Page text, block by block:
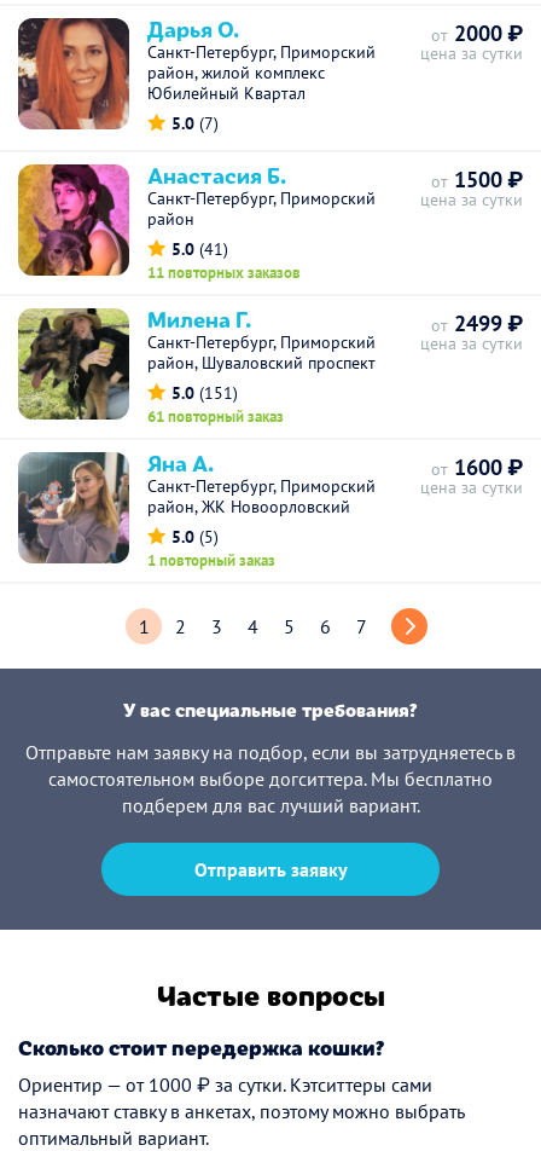
Дарья О.
Санкт-Петербург, Приморский
район, жилой комплекс
Юбилейный Квартал
5.0 (7)
от 2000 ₽
цена за сутки
Анастасия Б.
Санкт-Петербург, Приморский
район
5.0 (41)
11 повторных заказов
от 1500 ₽
цена за сутки
Милена Г.
Санкт-Петербург, Приморский
район, Шуваловский проспект
5.0 (151)
61 повторный заказ
от 2499 ₽
цена за сутки
Яна А.
Санкт-Петербург, Приморский
район, ЖК Новоорловский
5.0 (5)
1 повторный заказ
от 1600 ₽
цена за сутки
1 2 3 4 5 6 7
У вас специальные требования?
Отправьте нам заявку на подбор, если вы затрудняетесь в
самостоятельном выборе догситтера. Мы бесплатно
подберем для вас лучший вариант.
Отправить заявку
Частые вопросы
Сколько стоит передержка кошки?
Ориентир — от 1000 ₽ за сутки. Кэтситтеры сами
назначают ставку в анкетах, поэтому можно выбрать
оптимальный вариант.